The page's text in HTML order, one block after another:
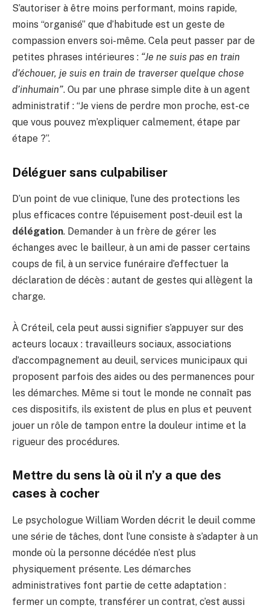
S’autoriser à être moins performant, moins rapide,
moins “organisé” que d’habitude est un geste de
compassion envers soi-même. Cela peut passer par de
petites phrases intérieures : “Je ne suis pas en train
d’échouer, je suis en train de traverser quelque chose
d’inhumain”. Ou par une phrase simple dite à un agent
administratif : “Je viens de perdre mon proche, est-ce
que vous pouvez m’expliquer calmement, étape par
étape ?”.
Déléguer sans culpabiliser
D’un point de vue clinique, l’une des protections les
plus efficaces contre l’épuisement post-deuil est la
délégation. Demander à un frère de gérer les
échanges avec le bailleur, à un ami de passer certains
coups de fil, à un service funéraire d’effectuer la
déclaration de décès : autant de gestes qui allègent la
charge.
À Créteil, cela peut aussi signifier s’appuyer sur des
acteurs locaux : travailleurs sociaux, associations
d’accompagnement au deuil, services municipaux qui
proposent parfois des aides ou des permanences pour
les démarches. Même si tout le monde ne connaît pas
ces dispositifs, ils existent de plus en plus et peuvent
jouer un rôle de tampon entre la douleur intime et la
rigueur des procédures.
Mettre du sens là où il n’y a que des
cases à cocher
Le psychologue William Worden décrit le deuil comme
une série de tâches, dont l’une consiste à s’adapter à un
monde où la personne décédée n’est plus
physiquement présente. Les démarches
administratives font partie de cette adaptation :
fermer un compte, transférer un contrat, c’est aussi